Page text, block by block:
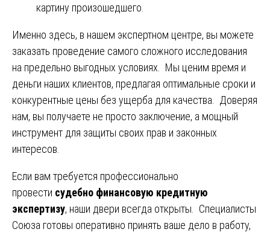
картину произошедшего.
Именно здесь, в нашем экспертном центре, вы можете
заказать проведение самого сложного исследования
на предельно выгодных условиях. Мы ценим время и
деньги наших клиентов, предлагая оптимальные сроки и
конкурентные цены без ущерба для качества. Доверяя
нам, вы получаете не просто заключение, а мощный
инструмент для защиты своих прав и законных
интересов.
Если вам требуется профессионально
провести судебно финансовую кредитную
экспертизу, наши двери всегда открыты. Специалисты
Союза готовы оперативно принять ваше дело в работу,